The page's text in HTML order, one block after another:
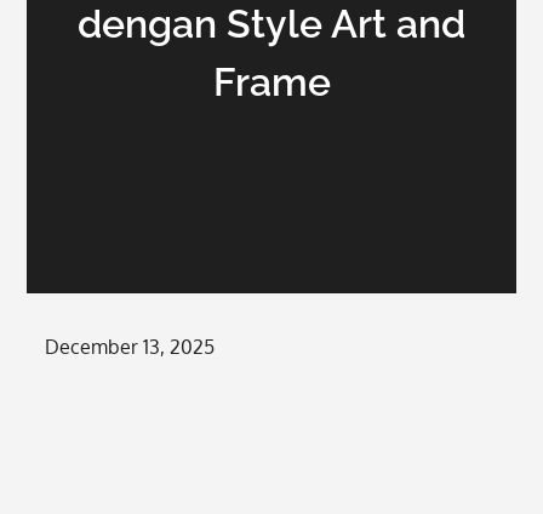
dengan Style Art and
Frame
Posted
December 13, 2025